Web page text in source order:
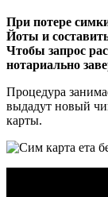
При потере
Йоты и
Чтобы запрос
нотариально
Процедура
выдадут новый
карты.